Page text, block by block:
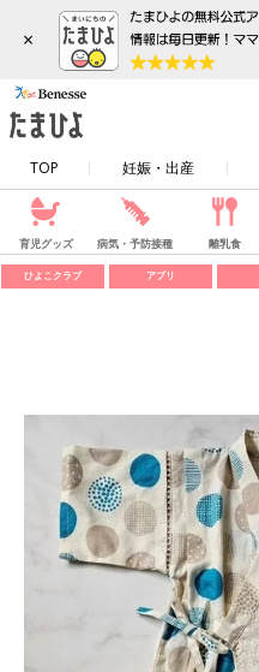
×
TOP 妊娠・出産
育児グッズ 病気・予防接種 離乳食
ひよこクラブ アプリ